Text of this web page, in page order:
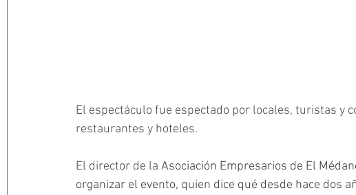
El espectáculo fue espectado por locales, turistas y
restaurantes y hoteles.
El director de la Asociación Empresarios de El
organizar el evento, quien dice qué desde hace dos